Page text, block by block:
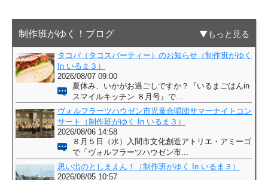
制作班がゆく！ブログ もっと見る